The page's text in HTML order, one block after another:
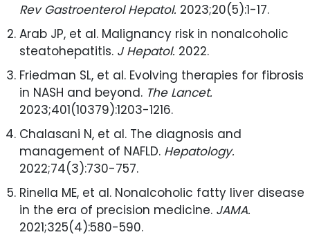
Rev Gastroenterol Hepatol. 2023;20(5):1-17.
Arab JP, et al. Malignancy risk in nonalcoholic
steatohepatitis. J Hepatol. 2022.
Friedman SL, et al. Evolving therapies for fibrosis
in NASH and beyond. The Lancet.
2023;401(10379):1203-1216.
Chalasani N, et al. The diagnosis and
management of NAFLD. Hepatology.
2022;74(3):730-757.
Rinella ME, et al. Nonalcoholic fatty liver disease
in the era of precision medicine. JAMA.
2021;325(4):580-590.